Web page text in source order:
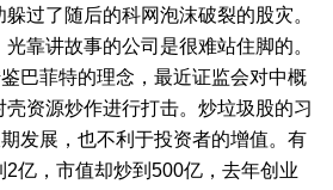
过了随后的科网泡沫破裂的股灾。
靠讲故事的公司是很难站住脚的。
巴菲特的理念，最近证监会对中概
壳资源炒作进行打击。炒垃圾股的习
发展，也不利于投资者的增值。有
亿，市值却炒到500亿，去年创业